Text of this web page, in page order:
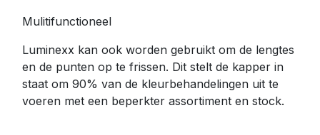
Mulitifunctioneel
Luminexx kan ook worden gebruikt om de lengtes
en de punten op te frissen. Dit stelt de kapper in
staat om 90% van de kleurbehandelingen uit te
voeren met een beperkter assortiment en stock.